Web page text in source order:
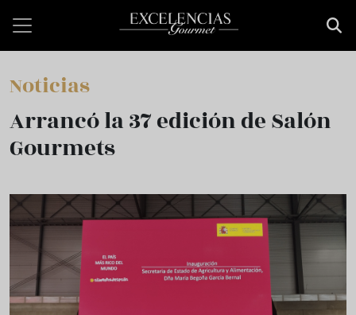
Noticias
Arrancó la 37 edición de Salón
Gourmets